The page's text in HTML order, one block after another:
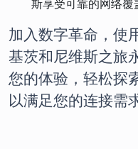
斯享受可靠的网络覆
加入数字革命，使
基茨和尼维斯之旅
您的体验，轻松探
以满足您的连接需